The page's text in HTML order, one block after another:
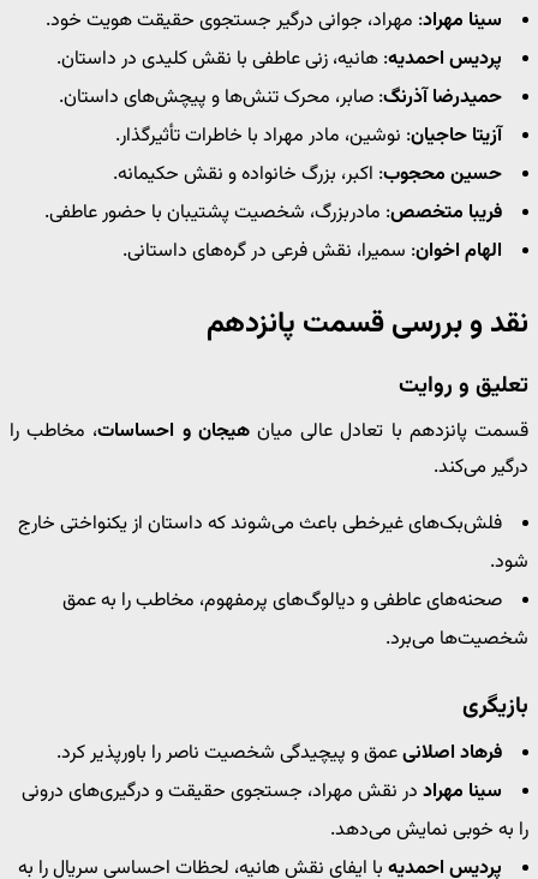
سینا مهراد: مهراد، جوانی درگیر جستجوی حقیقت هویت خود.
پردیس احمدیه: هانیه، زنی عاطفی با نقش کلیدی در داستان.
حمیدرضا آذرنگ: صابر، محرک تنش‌ها و پیچش‌های داستان.
آزیتا حاجیان: نوشین، مادر مهراد با خاطرات تأثیرگذار.
حسین محجوب: اکبر، بزرگ خانواده و نقش حکیمانه.
فریبا متخصص: مادربزرگ، شخصیت پشتیبان با حضور عاطفی.
الهام اخوان: سمیرا، نقش فرعی در گره‌های داستانی.
نقد و بررسی قسمت پانزدهم
تعلیق و روایت
قسمت پانزدهم با تعادل عالی میانهیجان و احساسات، مخاطب را
درگیر می‌کند.
فلش‌بک‌های غیرخطی باعث می‌شوند که داستان از یکنواختی خارج
شود.
صحنه‌های عاطفی و دیالوگ‌های پرمفهوم، مخاطب را به عمق
شخصیت‌ها می‌برد.
بازیگری
فرهاد اصلانیعمق و پیچیدگی شخصیت ناصر را باورپذیر کرد.
سینا مهراد در نقش مهراد، جستجوی حقیقت و درگیری‌های درونی
را به خوبی نمایش می‌دهد.
پردیس احمدیه با ایفای نقش هانیه، لحظات احساسی سریال را به